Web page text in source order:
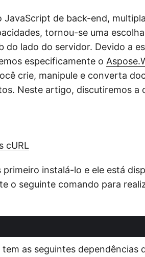
JavaScript de back-end,
tornou-se uma
lado do servidor. Devido a
especificamente o
crie, manipule e converta
Neste artigo, discutiremos a
cURL
instalá-lo e ele está
o seguinte comando para
as seguintes dependências